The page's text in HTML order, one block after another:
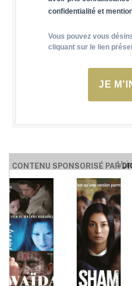
confidentialité et
Vous pouvez vous
cliquant sur le lien
JE
CONTENU SPONSORISÉ PAR